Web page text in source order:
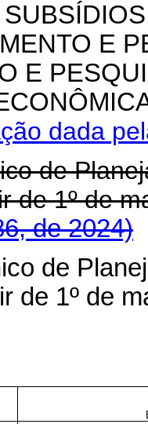
E
E
dada
de
de 1º de
de 2024)
de
de 1º de